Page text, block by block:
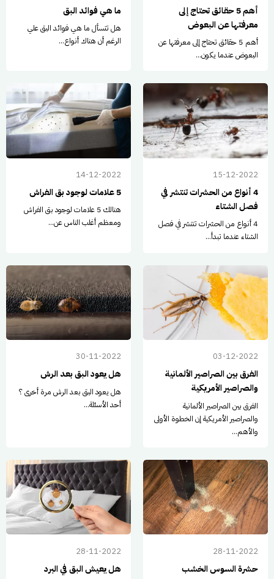
أهم 5 حقائق تحتاج إلى
معرفتها عن البعوض
أهم 5 حقائق تحتاج إلى معرفتها عن
البعوض عندما يكون...
ما هي فوائد البق
هل تتسأل ما هي فوائد البق علي
الرغم أن هناك أنواع...
15-12-2022
4 أنواع من الحشرات تنتشر في
فصل الشتاء
4 أنواع من الحشرات تنتشر في فصل
الشتاء عندما تبدأ...
14-12-2022
5 علامات لوجود بق الفراش
هنالك 5 علامات لوجود بق الفراش
ومعظم أغلب الناس عن...
03-12-2022
الفرق بين الصراصير الألمانية
والصراصير الأمريكية
الفرق بين الصراصير الألمانية
والصراصير الأمريكية إن الخطوة الأولى
والأهم...
30-11-2022
هل يعود البق بعد الرش
هل يعود البق بعد الرش مرة أخرى ؟
أحد الأسئلة...
28-11-2022
حشرة السوس الخشب
28-11-2022
هل يعيش البق في البرد